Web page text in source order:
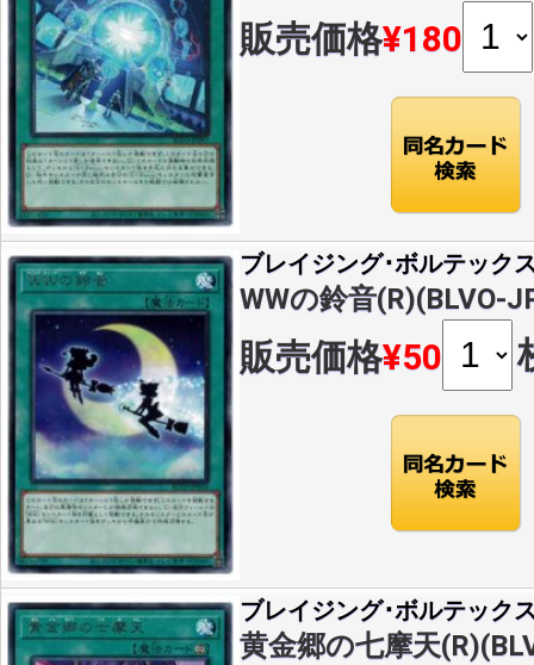
販売価格¥180
ブレイジング･ボルテック
WWの鈴音(R)(BLVO-
販売価格¥50
ブレイジング･ボルテック
黄金郷の七摩天